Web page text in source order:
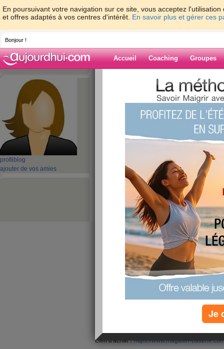
En poursuivant votre navigation sur ce site, vous acceptez
et offres adaptés à vos centres d'intérêt. En savoir plus et gérer ces
Bonjour !
Accueil Coaching Groupes
profil blog
ajouter de vos amies
>
> CAT
Caterpillar CAT B25 UP073450AL
Blog de
CAT B25
Caterpillar CAT
publié le 12/07/2023 à 10:56
CAT B25 Batterie Téléphone- Caterpillar CAT
de réaliser une opération sans surprise,
CAT B25 UP073450AL neuve. Tout nos
remboursement dans un délai de 30 jours,
CAT B25 Batterie Téléphone pour Caterpillar
CAT B25 Vue D'ensemble:
Facile à utiliser et 100% compatible.
Lien d'achat：https://www.magasin-
Je